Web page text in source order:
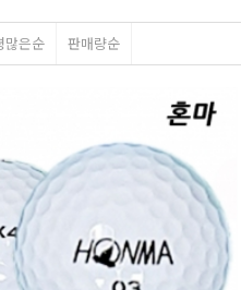
많은순 판매량순